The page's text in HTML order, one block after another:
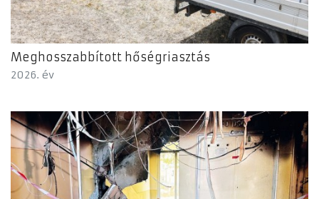
Meghosszabbított hőségriasztás
2026. év